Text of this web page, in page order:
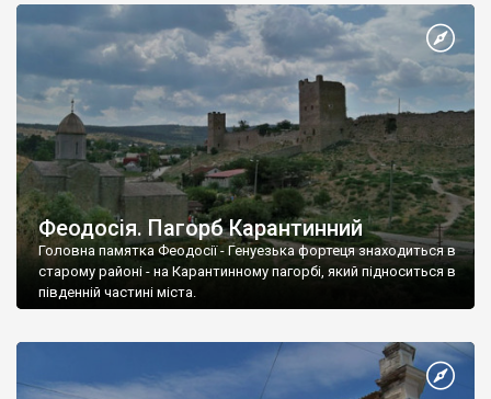
Феодосія. Пагорб Карантинний
Головна памятка Феодосії - Генуезька фортеця знаходиться в
старому районі - на Карантинному пагорбі, який підноситься в
південній частині міста.